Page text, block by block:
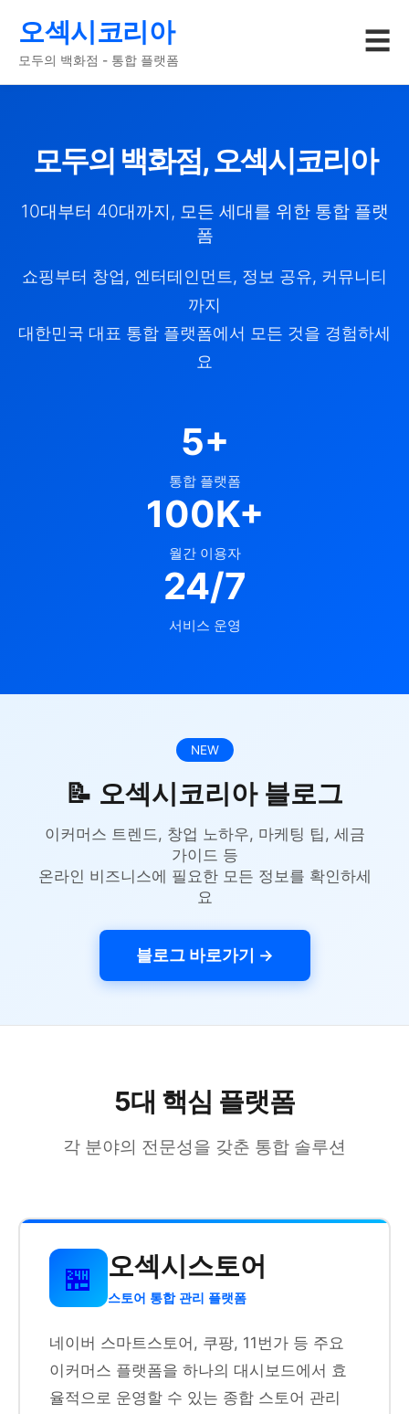
오섹시코리아
모두의 백화점 - 통합 플랫폼
☰
모두의 백화점, 오섹시코리아
10대부터 40대까지, 모든 세대를 위한 통합 플랫
폼
쇼핑부터 창업, 엔터테인먼트, 정보 공유, 커뮤니티
까지
대한민국 대표 통합 플랫폼에서 모든 것을 경험하세
요
5+
통합 플랫폼
100K+
월간 이용자
24/7
서비스 운영
NEW
📝 오섹시코리아 블로그
이커머스 트렌드, 창업 노하우, 마케팅 팁, 세금
가이드 등
온라인 비즈니스에 필요한 모든 정보를 확인하세
요
블로그 바로가기 →
5대 핵심 플랫폼
각 분야의 전문성을 갖춘 통합 솔루션
🏪 오섹시스토어
스토어 통합 관리 플랫폼
네이버 스마트스토어, 쿠팡, 11번가 등 주요
이커머스 플랫폼을 하나의 대시보드에서 효
율적으로 운영할 수 있는 종합 스토어 관리